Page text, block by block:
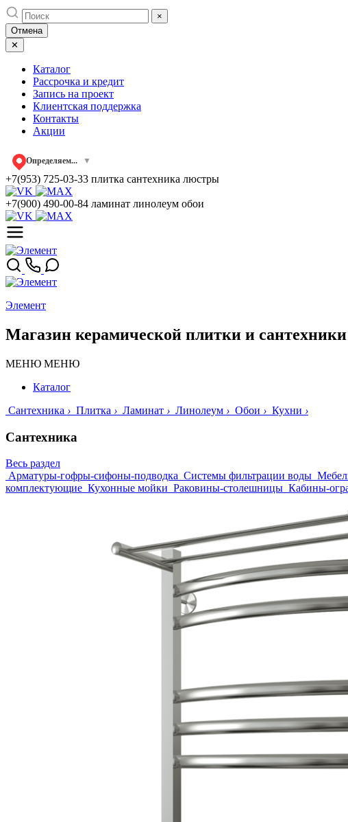
Skip
to
content
×
Отмена
✕
Каталог
Рассрочка и кредит
Запись на проект
Клиентская поддержка
Контакты
Акции
Определяем... ▼
+7(953) 725-03-33 плитка сантехника люстры
+7(900) 490-00-84 ламинат линолеум обои
Элемент
Магазин керамической плитки и сантехники
МЕНЮ МЕНЮ
Каталог
Сантехника › Плитка › Ламинат › Линолеум › Обои › Кухни ›
Сантехника
Весь раздел
Арматуры-гофры-сифоны-подводка Системы фильтрации воды
комплектующие Кухонные мойки Раковины-столешницы Кабины-